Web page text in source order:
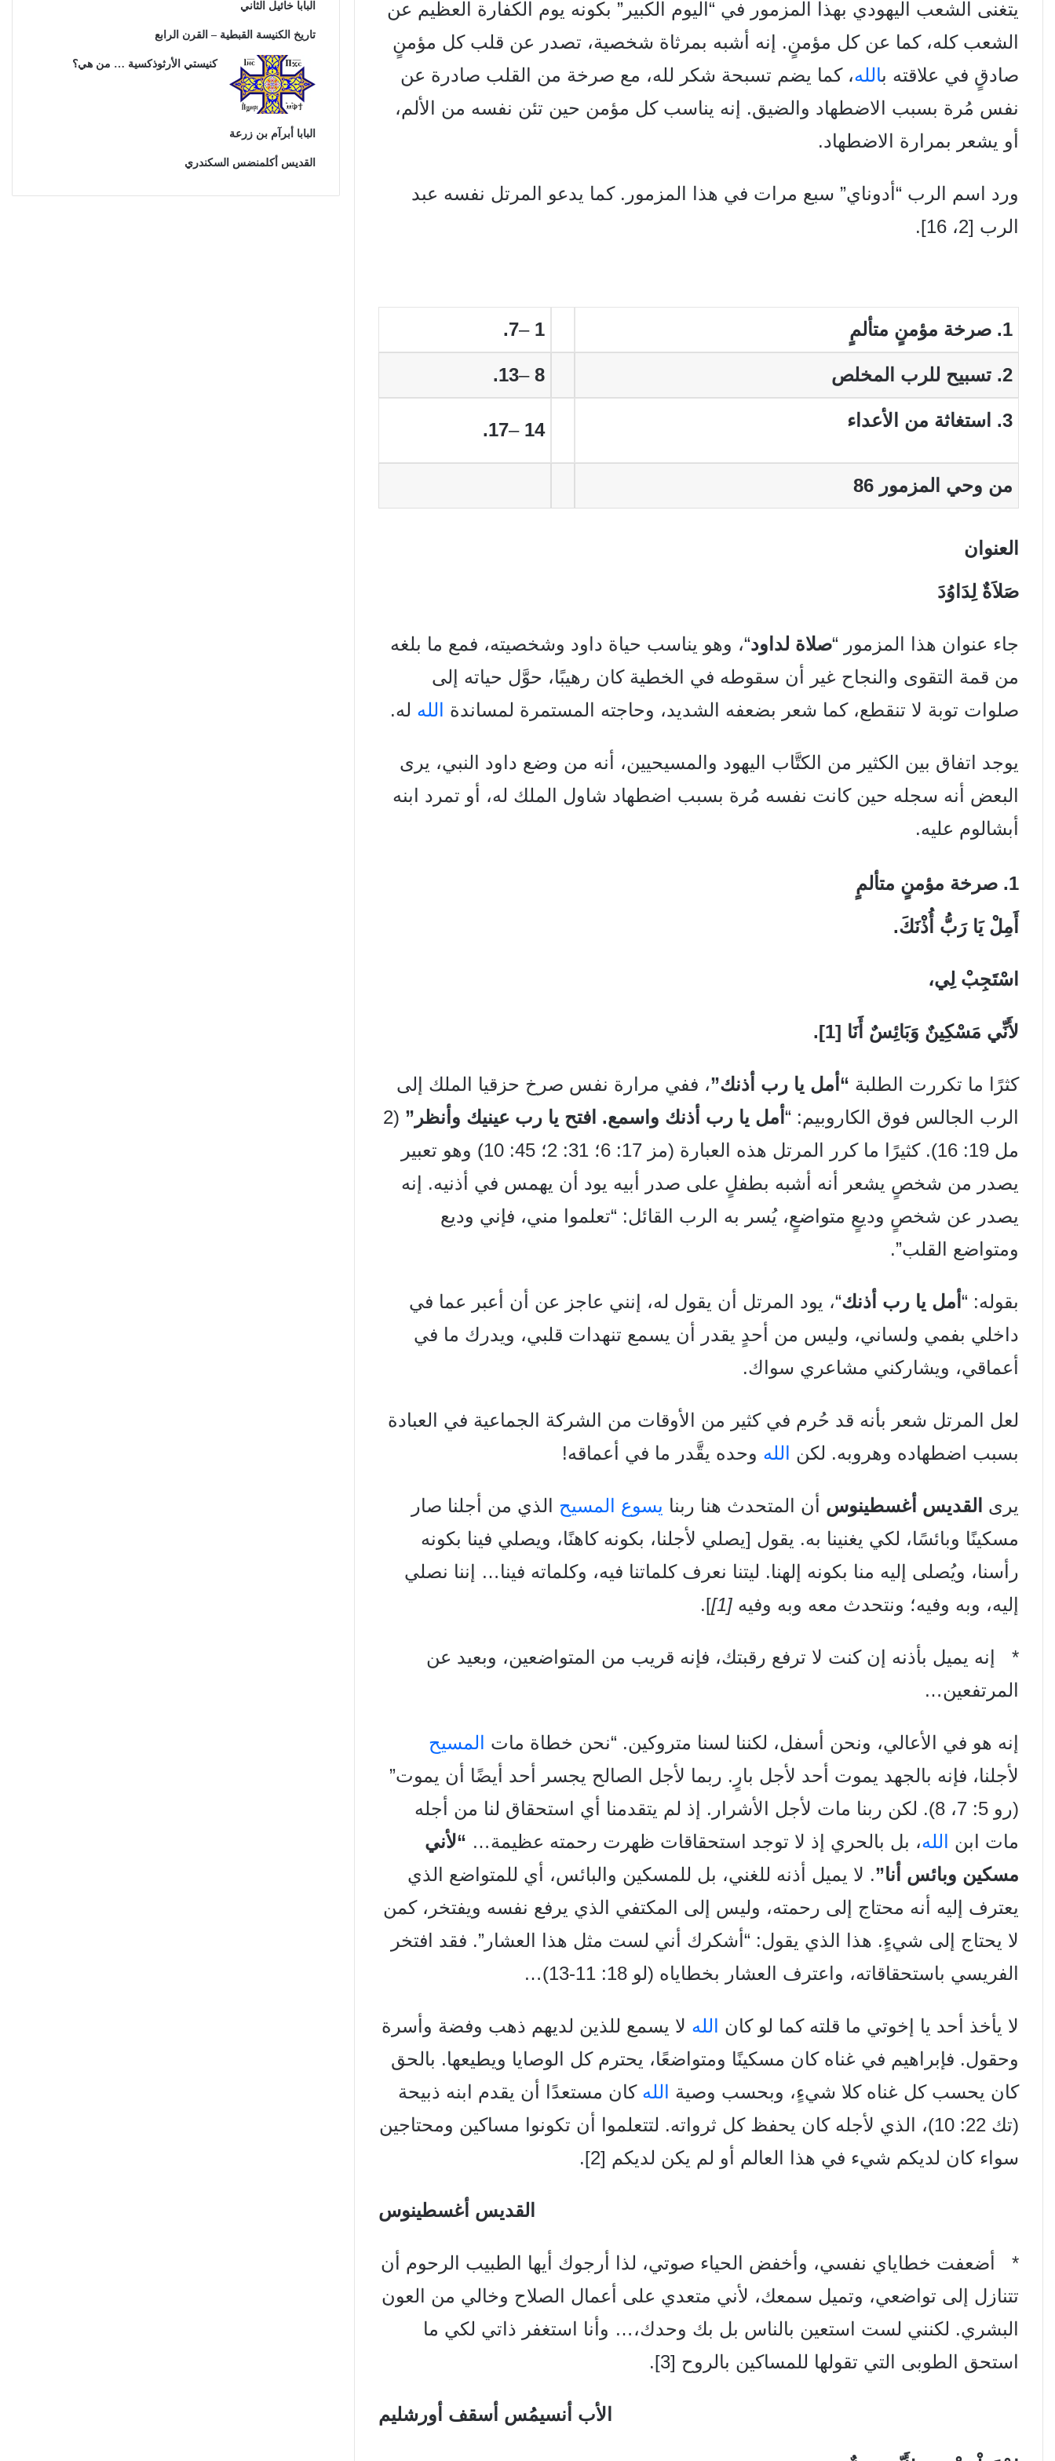
يتغنى الشعب اليهودي بهذا المزمور في “اليوم الكبير” بكونه يوم الكفارة العظيم عن
الشعب كله، كما عن كل مؤمنٍ. إنه أشبه بمرثاة شخصية، تصدر عن قلب كل مؤمنٍ
صادقٍ في علاقته بالله، كما يضم تسبحة شكر لله، مع صرخة من القلب صادرة عن
نفس مُرة بسبب الاضطهاد والضيق. إنه يناسب كل مؤمن حين تئن نفسه من الألم،
أو يشعر بمرارة الاضطهاد.
ورد اسم الرب “أدوناي” سبع مرات في هذا المزمور. كما يدعو المرتل نفسه عبد
الرب [2، 16].
1. صرخة مؤمنٍ متألمٍ 1
–
7.
2. تسبيح للرب المخلص 8
–
13.
3. استغاثة من الأعداء 14
–
17.
من وحي المزمور 86
العنوان
صَلاَةٌ لِدَاوُدَ
جاء عنوان هذا المزمور “صلاة لداود“، وهو يناسب حياة داود وشخصيته، فمع ما بلغه
من قمة التقوى والنجاح غير أن سقوطه في الخطية كان رهيبًا، حوَّل حياته إلى
صلوات توبة لا تنقطع، كما شعر بضعفه الشديد، وحاجته المستمرة لمساندة
الله له.
يوجد اتفاق بين الكثير من الكتَّاب اليهود والمسيحيين، أنه من وضع داود النبي، يرى
البعض أنه سجله حين كانت نفسه مُرة بسبب اضطهاد شاول الملك له، أو تمرد ابنه
أبشالوم عليه.
1. صرخة مؤمنٍ متألمٍ
أَمِلْ يَا رَبُّ أُذْنَكَ.
اسْتَجِبْ لِي،
لأَنِّي مَسْكِينٌ وَبَائِسٌ أَنَا [1].
كثرًا ما تكررت الطلبة “أمل يا رب أذنك”، ففي مرارة نفس صرخ حزقيا الملك إلى
الرب الجالس فوق الكاروبيم: “ أمل يا رب أذنك واسمع. افتح يا رب عينيك وأنظر” (2
مل 19: 16). كثيرًا ما كرر المرتل هذه العبارة (مز 17: 6؛ 31: 2؛ 45: 10) وهو تعبير
يصدر من شخصٍ يشعر أنه أشبه بطفلٍ على صدر أبيه يود أن يهمس في أذنيه. إنه
يصدر عن شخصٍ وديعٍ متواضعٍ، يُسر به الرب القائل: “تعلموا مني، فإني وديع
ومتواضع القلب”.
بقوله: “ أمل يا رب أذنك“، يود المرتل أن يقول له، إنني عاجز عن أن أعبر عما في
داخلي بفمي ولساني، وليس من أحدٍ يقدر أن يسمع تنهدات قلبي، ويدرك ما في
أعماقي، ويشاركني مشاعري سواك.
لعل المرتل شعر بأنه قد حُرم في كثير من الأوقات من الشركة الجماعية في العبادة
بسبب اضطهاده وهروبه. لكن
الله وحده يقَّدر ما في أعماقه!
يرى القديس أغسطينوس أن المتحدث هنا ربنا يسوع المسيح الذي من أجلنا صار
مسكينًا وبائسًا، لكي يغنينا به. يقول [يصلي لأجلنا، بكونه كاهنًا، ويصلي فينا بكونه
رأسنا، ويُصلى إليه منا بكونه إلهنا. ليتنا نعرف كلماتنا فيه، وكلماته فينا… إننا نصلي
إليه، وبه وفيه؛ ونتحدث معه وبه وفيه [1]
].
* إنه يميل بأذنه إن كنت لا ترفع رقبتك، فإنه قريب من المتواضعين، وبعيد عن
المرتفعين…
إنه هو في الأعالي، ونحن أسفل، لكننا لسنا متروكين. “نحن خطاة مات
المسيح
لأجلنا، فإنه بالجهد يموت أحد لأجل بارٍ. ربما لأجل الصالح يجسر أحد أيضًا أن يموت”
(رو 5: 7، 8). لكن ربنا مات لأجل الأشرار. إذ لم يتقدمنا أي استحقاق لنا من أجله
مات ابن
الله، بل بالحري إذ لا توجد استحقاقات ظهرت رحمته عظيمة… “لأني
مسكين وبائس أنا”. لا يميل أذنه للغني، بل للمسكين والبائس، أي للمتواضع الذي
يعترف إليه أنه محتاج إلى رحمته، وليس إلى المكتفي الذي يرفع نفسه ويفتخر، كمن
لا يحتاج إلى شيءٍ. هذا الذي يقول: “أشكرك أني لست مثل هذا العشار”. فقد افتخر
الفريسي باستحقاقاته، واعترف العشار بخطاياه (لو 18: 11-13)…
لا يأخذ أحد يا إخوتي ما قلته كما لو كان الله لا يسمع للذين لديهم ذهب وفضة وأسرة
وحقول. فإبراهيم في غناه كان مسكينًا ومتواضعًا، يحترم كل الوصايا ويطيعها. بالحق
كان يحسب كل غناه كلا شيءٍ، وبحسب وصية
الله كان مستعدًا أن يقدم ابنه ذبيحة
(تك 22: 10)، الذي لأجله كان يحفظ كل ثرواته. لتتعلموا أن تكونوا مساكين ومحتاجين
سواء كان لديكم شيء في هذا العالم أو لم يكن لديكم [2].
القديس أغسطينوس
* أضعفت خطاياي نفسي، وأخفض الحياء صوتي، لذا أرجوك أيها الطبيب الرحوم أن
تتنازل إلى تواضعي، وتميل سمعك، لأني متعدي على أعمال الصلاح وخالي من العون
البشري. لكنني لست استعين بالناس بل بك وحدك،… وأنا استغفر ذاتي لكي ما
استحق الطوبى التي تقولها للمساكين بالروح [3].
الأب أنسيمُس أسقف أورشليم
البابا خائيل الثاني
تاريخ الكنيسة القبطية – القرن الرابع
كنيستي الأرثوذكسية … من هي؟
البابا أبرآم بن زرعة
القديس أكلمنضس السكندري